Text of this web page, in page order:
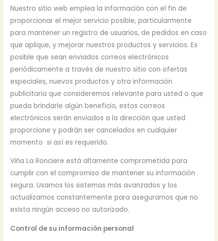
Nuestro sitio web emplea la información con el fin de
proporcionar el mejor servicio posible, particularmente
para mantener un registro de usuarios, de pedidos en caso
que aplique, y mejorar nuestros productos y servicios. Es
posible que sean enviados correos electrónicos
periódicamente a través de nuestro sitio con ofertas
especiales, nuevos productos y otra información
publicitaria que consideremos relevante para usted o que
pueda brindarle algún beneficio, estos correos
electrónicos serán enviados a la dirección que usted
proporcione y podrán ser cancelados en cualquier
momento si así es requerido.
Viña La Ronciere está altamente comprometida para
cumplir con el compromiso de mantener su información
segura. Usamos los sistemas más avanzados y los
actualizamos constantemente para asegurarnos que no
exista ningún acceso no autorizado.
Control de su información personal